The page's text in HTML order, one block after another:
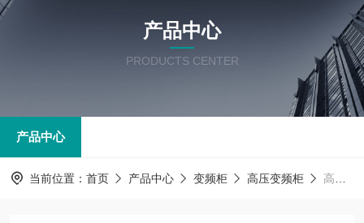
产品中心
PRODUCTS CENTER
产品中心
当前位置： 首页 产品中心 变频柜 高压变频柜 高压变频柜ACS580MV-07C-0049A-100